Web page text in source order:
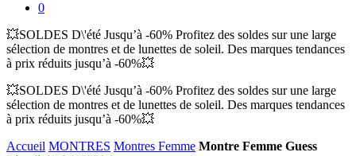
0
💥SOLDES D\'été Jusqu’à -60% Profitez des soldes sur une large
sélection de montres et de lunettes de soleil. Des marques tendances
à prix réduits jusqu’à -60%💥
💥SOLDES D\'été Jusqu’à -60% Profitez des soldes sur une large
sélection de montres et de lunettes de soleil. Des marques tendances
à prix réduits jusqu’à -60%💥
Accueil MONTRES Montres Femme Montre Femme Guess